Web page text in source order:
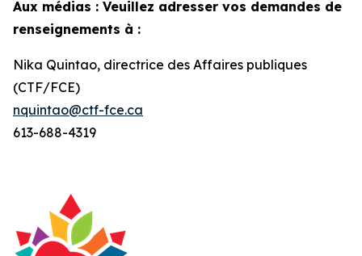
Aux médias : Veuillez adresser vos demandes de
renseignements à :
Nika Quintao, directrice des Affaires publiques
(CTF/FCE)
nquintao@ctf-fce.ca
613-688-4319